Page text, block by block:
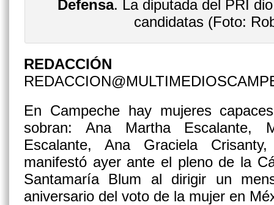
Defensa. La diputada del PRI
candidatas (Foto:
REDACCIÓN
En Campeche hay mujeres
sobran: Ana Martha Escalante,
Escalante, Ana Graciela
manifestó ayer ante el pleno de la
Santamaría Blum al dirigir un
aniversario del voto de la mujer en